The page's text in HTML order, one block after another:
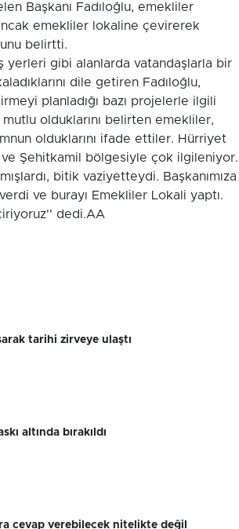
Başkanı Fadıloğlu, emekliler
emekliler lokaline çevirerek
belirtti.
gibi alanlarda vatandaşlarla bir
dile getiren Fadıloğlu,
planladığı bazı projelerle ilgili
olduklarını belirten emekliler,
olduklarını ifade ettiler. Hürriyet
ve Şehitkamil bölgesiyle çok ilgileniyor.
bitik vaziyetteydi. Başkanımıza
ve burayı Emekliler Lokali yaptı.
dedi.AA
tarihi zirveye ulaştı
altında bırakıldı
cevap verebilecek nitelikte değil